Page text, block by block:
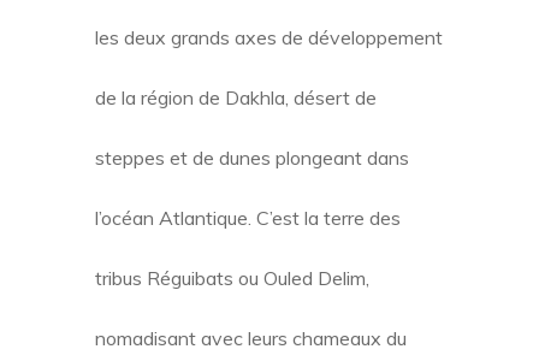
les deux grands axes de développement
de la région de Dakhla, désert de
steppes et de dunes plongeant dans
l’océan Atlantique. C’est la terre des
tribus Réguibats ou Ouled Delim,
nomadisant avec leurs chameaux du